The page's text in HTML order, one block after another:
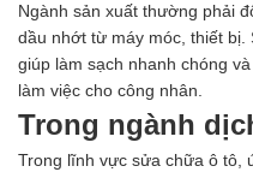
Ngành sản xuất thường phải
dầu nhớt từ máy móc, thiết bị.
giúp làm sạch nhanh chóng
làm việc cho công nhân.
Trong ngành
Trong lĩnh vực sửa chữa ô tô,